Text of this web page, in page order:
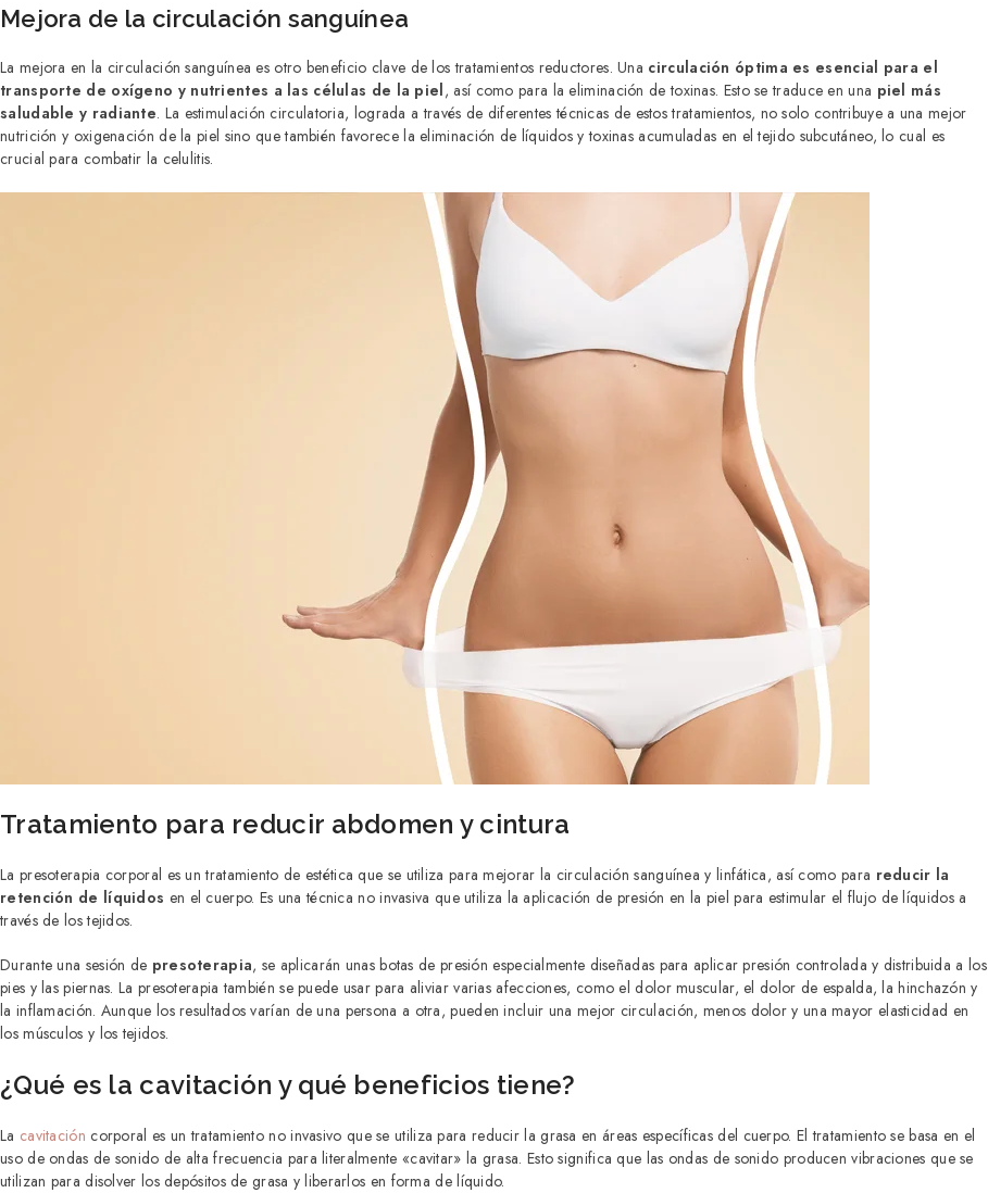
Mejora de la circulación sanguínea
La mejora en la circulación sanguínea es otro beneficio clave de los tratamientos reductores. Una circulación óptima es esencial para el
transporte de oxígeno y nutrientes a las células de la piel, así como para la eliminación de toxinas. Esto se traduce en una piel más
saludable y radiante. La estimulación circulatoria, lograda a través de diferentes técnicas de estos tratamientos, no solo contribuye a una mejor
nutrición y oxigenación de la piel sino que también favorece la eliminación de líquidos y toxinas acumuladas en el tejido subcutáneo, lo cual es
crucial para combatir la celulitis.
Tratamiento para reducir abdomen y cintura
La presoterapia corporal es un tratamiento de estética que se utiliza para mejorar la circulación sanguínea y linfática, así como para reducir la
retención de líquidos en el cuerpo. Es una técnica no invasiva que utiliza la aplicación de presión en la piel para estimular el flujo de líquidos a
través de los tejidos.
Durante una sesión de presoterapia, se aplicarán unas botas de presión especialmente diseñadas para aplicar presión controlada y distribuida a los
pies y las piernas. La presoterapia también se puede usar para aliviar varias afecciones, como el dolor muscular, el dolor de espalda, la hinchazón y
la inflamación. Aunque los resultados varían de una persona a otra, pueden incluir una mejor circulación, menos dolor y una mayor elasticidad en
los músculos y los tejidos.
¿Qué es la cavitación y qué beneficios tiene?
La cavitación corporal es un tratamiento no invasivo que se utiliza para reducir la grasa en áreas específicas del cuerpo. El tratamiento se basa en el
uso de ondas de sonido de alta frecuencia para literalmente «cavitar» la grasa. Esto significa que las ondas de sonido producen vibraciones que se
utilizan para disolver los depósitos de grasa y liberarlos en forma de líquido.